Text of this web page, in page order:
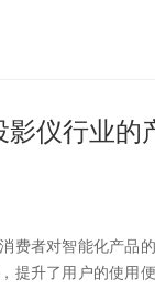
影仪行业的
费者对智能化产品
提升了用户的使用便